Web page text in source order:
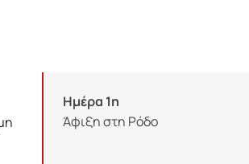
Ημέρα 1η
Άφιξη στη Ρόδο